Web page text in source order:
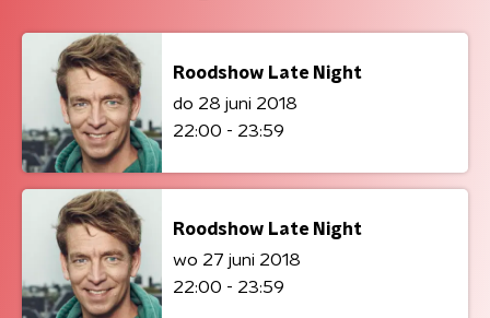
Roodshow Late Night
do 28 juni 2018
22:00 - 23:59
Roodshow Late Night
wo 27 juni 2018
22:00 - 23:59